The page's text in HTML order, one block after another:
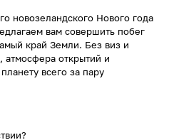
новозеландского Нового года
вам совершить побег
край Земли. Без виз и
атмосфера открытий и
всего за пару